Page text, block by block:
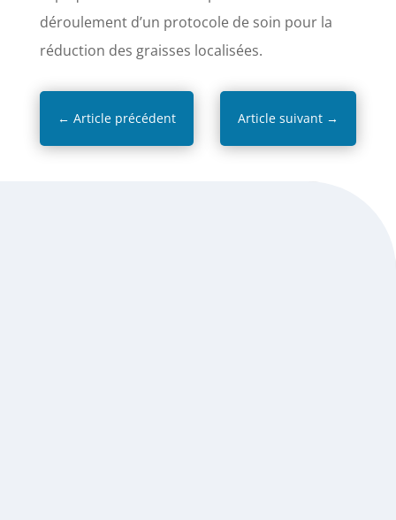
déroulement d’un protocole de soin pour la
réduction des graisses localisées.
← Article précédent Article suivant →